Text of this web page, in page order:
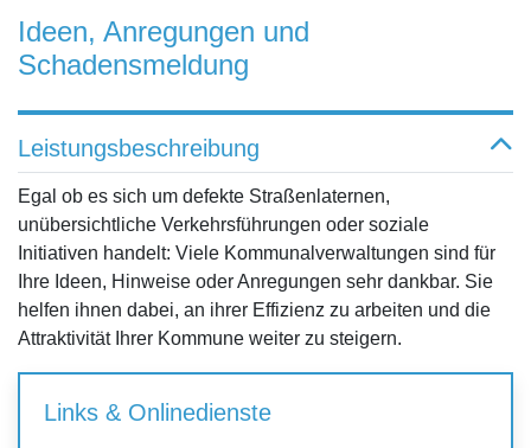
Ideen, Anregungen und
Schadensmeldung
Leistungsbeschreibung
Egal ob es sich um defekte Straßenlaternen,
unübersichtliche Verkehrsführungen oder soziale
Initiativen handelt: Viele Kommunalverwaltungen sind für
Ihre Ideen, Hinweise oder Anregungen sehr dankbar. Sie
helfen ihnen dabei, an ihrer Effizienz zu arbeiten und die
Attraktivität Ihrer Kommune weiter zu steigern.
Links & Onlinedienste